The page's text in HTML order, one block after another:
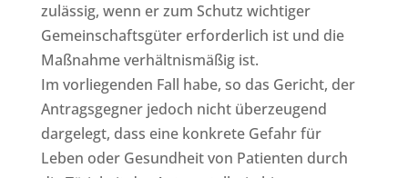
zulässig, wenn er zum Schutz wichtiger
Gemeinschaftsgüter erforderlich ist und die
Maßnahme verhältnismäßig ist.
Im vorliegenden Fall habe, so das Gericht, der
Antragsgegner jedoch nicht überzeugend
dargelegt, dass eine konkrete Gefahr für
Leben oder Gesundheit von Patienten durch